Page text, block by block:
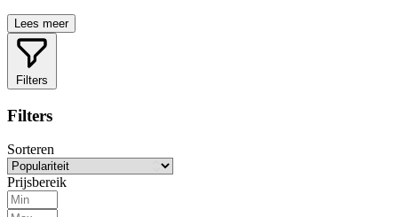
Lees meer
Filters
Filters
Sorteren
Prijsbereik